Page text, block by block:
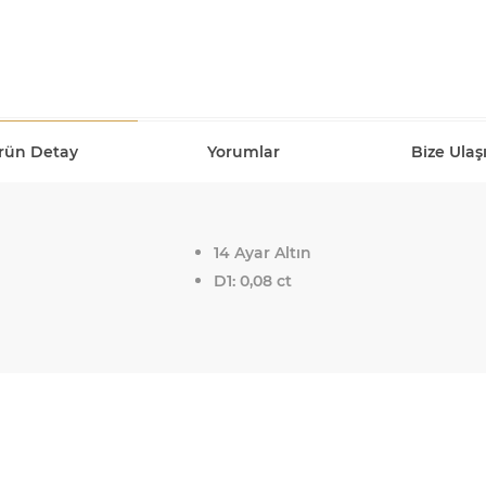
Detay Yorumlar Bize
14 Ayar Altın
D1: 0,08 ct